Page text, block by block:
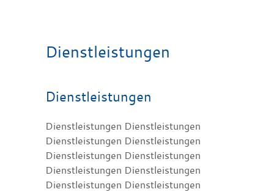
Dienstleistungen
Dienstleistungen
Dienstleistungen Dienstleistungen
Dienstleistungen Dienstleistungen
Dienstleistungen Dienstleistungen
Dienstleistungen Dienstleistungen
Dienstleistungen Dienstleistungen